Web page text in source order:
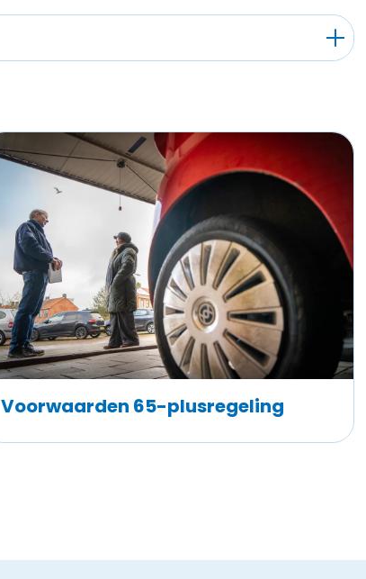
Voorwaarden 65-plusregeling